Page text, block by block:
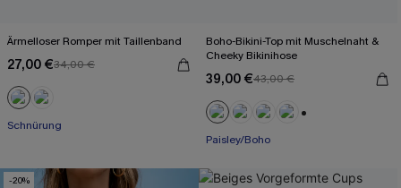
Ärmelloser Romper mit Taillenband
27,00 €34,00 €
Schnürung
Boho-Bikini-Top mit Muschelnaht &
Cheeky Bikinihose
39,00 €43,00 €
Paisley/Boho
-20%